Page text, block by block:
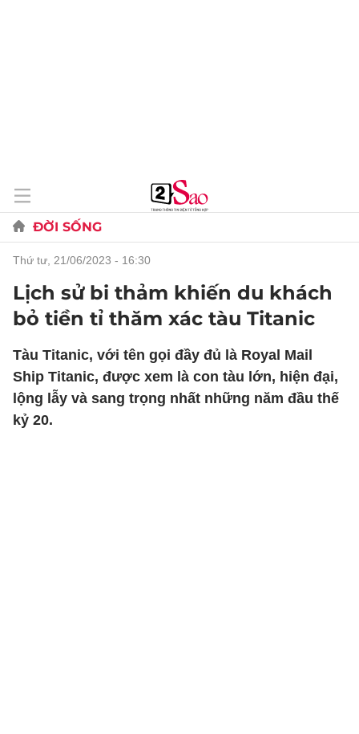
ĐỜI SỐNG
thứ tư, 21/06/2023 - 16:30
Lịch sử bi thảm khiến du khách
bỏ tiền tỉ thăm xác tàu Titanic
Tàu Titanic, với tên gọi đầy đủ là Royal Mail
Ship Titanic, được xem là con tàu lớn, hiện đại,
lộng lẫy và sang trọng nhất những năm đầu thế
kỷ 20.